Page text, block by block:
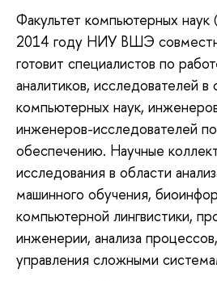
Факультет компьютерных
2014 году НИУ ВШЭ
готовит специалистов по
аналитиков, исследователей в
компьютерных наук,
инженеров-исследователей
обеспечению. Научные
исследования в области
машинного обучения,
компьютерной лингвистики,
инженерии, анализа
управления сложными